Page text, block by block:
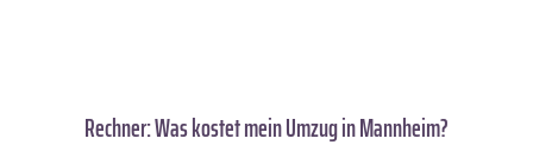
Rechner: Was kostet mein Umzug in Mannheim?